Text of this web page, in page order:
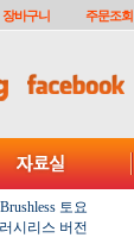
장바구니 주문조회
토요
시리스 버전